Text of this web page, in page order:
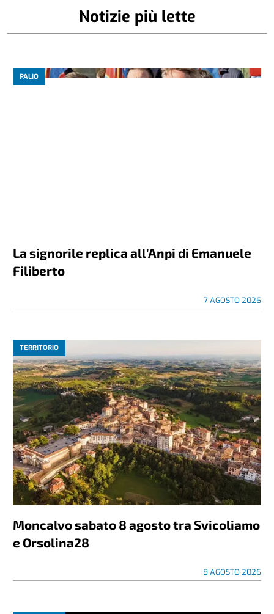
Notizie più lette
PALIO
La signorile replica all’Anpi di Emanuele
Filiberto
7 AGOSTO 2026
TERRITORIO
Moncalvo sabato 8 agosto tra Svicoliamo
e Orsolina28
8 AGOSTO 2026